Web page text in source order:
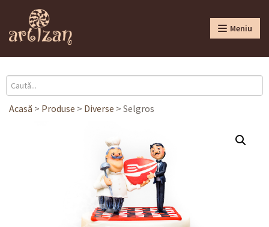
Meniu
Acasă > Produse > Diverse > Selgros